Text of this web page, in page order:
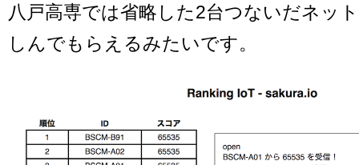
八戸高専では省略した2台つないだネッ
しんでもらえるみたいです。